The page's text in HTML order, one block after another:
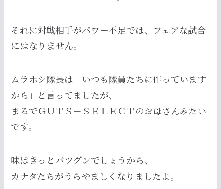
それに対戦相手がパワー不足では、フェアな試合
にはなりません。
ムラホシ隊長は「いつも隊員たちに作っています
から」と言ってましたが、
まるでＧＵＴＳ－ＳＥＬＥＣＴのお母さんみたい
です。
味はきっとバツグンでしょうから、
カナタたちがうらやましくなりましたよ。